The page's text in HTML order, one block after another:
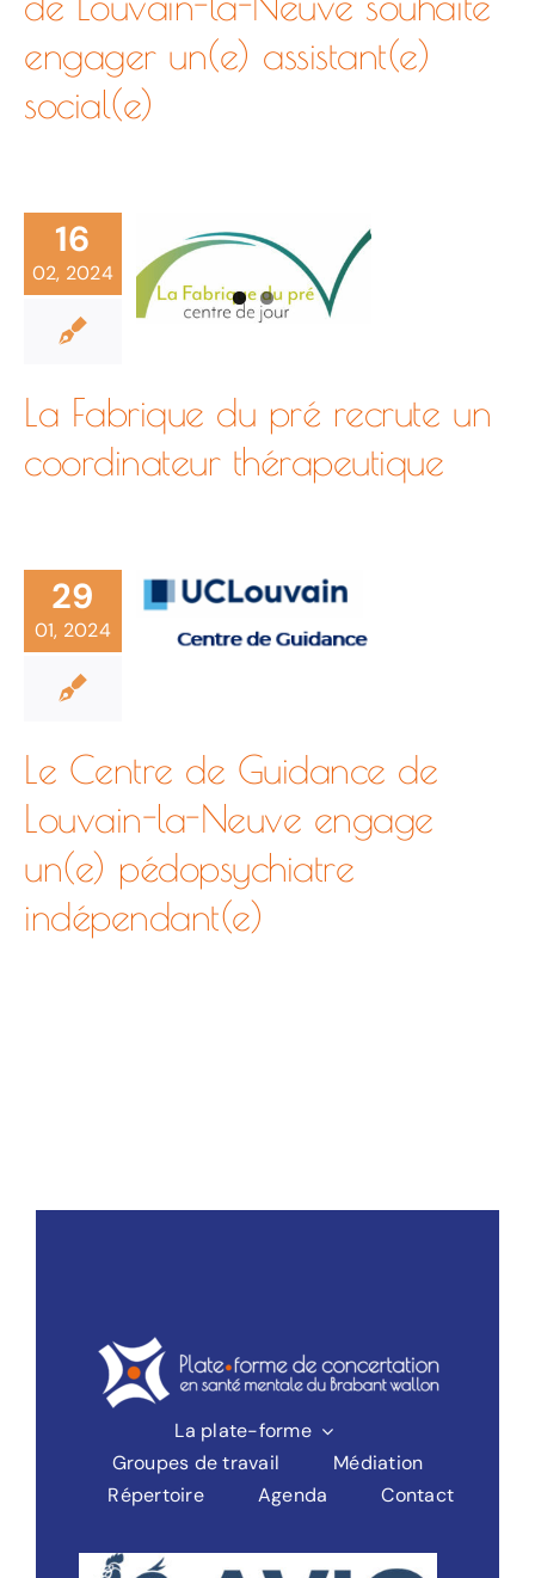
souhaite
un(e)
assistant(e)
social(e)
engager un(e) assistant(e)
social(e)
16
02, 2024
Fabrique
pré
recrute
un
La Fabrique du pré recrute un
coordinateur thérapeutique
29
01, 2024
Centre
de
Guidance
de
Louvain-
Neuve
engage
un(e)
Le Centre de Guidance de
Louvain-la-Neuve engage
un(e) pédopsychiatre
indépendant(e)
La plate-forme
Groupes de travail
Médiation
Répertoire
Agenda Contact